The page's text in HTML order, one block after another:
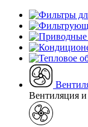
Вентиляция